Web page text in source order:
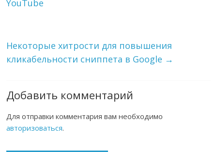
YouTube
Некоторые хитрости для повышения
кликабельности сниппета в Google →
Добавить комментарий
Для отправки комментария вам необходимо
авторизоваться.